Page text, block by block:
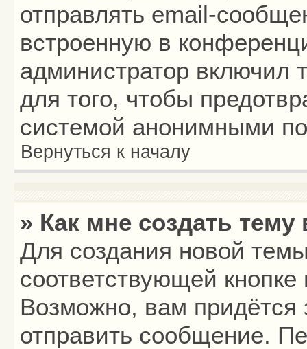
отправлять email-
встроенную в
администратор включил
для того, чтобы
системой анонимными
Вернуться к началу
» Как мне создать
Для создания новой
соответствующей
Возможно, вам придётся
отправить сообщение.